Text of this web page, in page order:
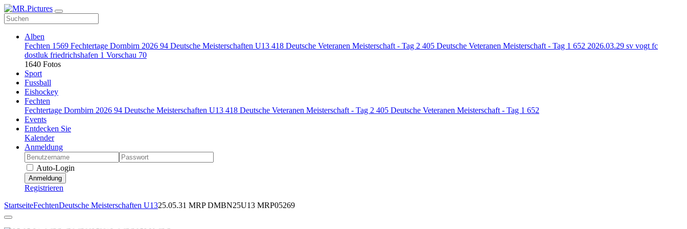
Alben
Fechten 1569 Fechtertage Dornbirn 2026 94 Deutsche Meisterschaften U13 418 Deutsche Veteranen Meisterschaft - Tag 2 405 Deutsche Veteranen Meisterschaft - Tag 1 652 2026.03.29 sv vogt fc
dostluk friedrichshafen 1 Vorschau 70
1640 Fotos
Sport
Fussball
Eishockey
Fechten
Fechtertage Dornbirn 2026 94 Deutsche Meisterschaften U13 418 Deutsche Veteranen Meisterschaft - Tag 2 405 Deutsche Veteranen Meisterschaft - Tag 1 652
Events
Entdecken Sie
Kalender
Anmeldung
Auto-Login
Anmeldung
Registrieren
StartseiteFechtenDeutsche Meisterschaften U1325.05.31 MRP DMBN25U13 MRP05269